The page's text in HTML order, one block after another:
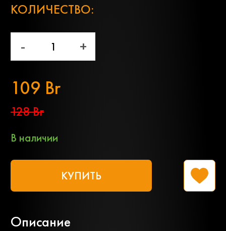
КОЛИЧЕСТВО:
- +
109 Br
128 Br
В наличии
КУПИТЬ
Описание